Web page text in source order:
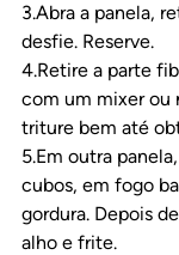
3.Abra a panela,
desfie. Reserve.
4.Retire a parte
com um mixer ou
triture bem até
5.Em outra
cubos, em fogo
gordura. Depois
alho e frite.